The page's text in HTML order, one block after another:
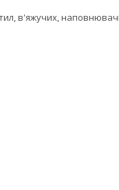
в'яжучих,